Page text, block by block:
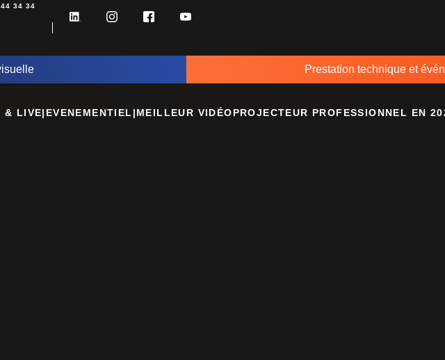
34 34
Prestation technique et
& LIVE| EVENEMENTIEL |MEILLEUR VIDÉOPROJECTEUR PROFESSIONNEL EN